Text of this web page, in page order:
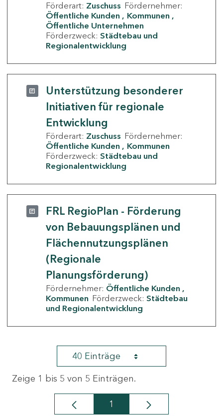
Förderart: Zuschuss Fördernehmer:
Öffentliche Kunden
Kommunen
Öffentliche Unternehmen
Förderzweck: Städtebau und
Regionalentwicklung
Unterstützung besonderer
Initiativen für regionale
Entwicklung
Förderart: Zuschuss Fördernehmer:
Öffentliche Kunden
Kommunen
Förderzweck: Städtebau und
Regionalentwicklung
FRL RegioPlan - Förderung
von Bebauungsplänen und
Flächennutzungsplänen
(Regionale
Planungsförderung)
Fördernehmer: Öffentliche Kunden
Kommunen Förderzweck: Städtebau
und Regionalentwicklung
40 Einträge
Zeige 1 bis 5 von 5 Einträgen.
Seite
1